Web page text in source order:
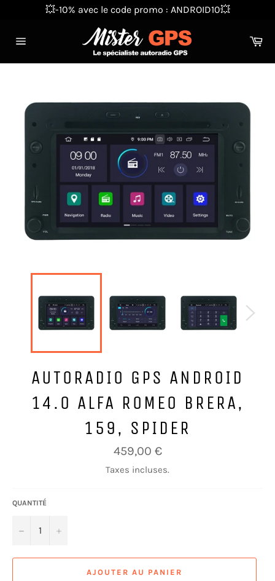
💥-10% avec le code promo : ANDROID10💥
AUTORADIO GPS ANDROID
14.0 ALFA ROMEO BRERA,
159, SPIDER
Prix
régulier
459,00 €
Taxes incluses.
QUANTITÉ
− +
AJOUTER AU PANIER